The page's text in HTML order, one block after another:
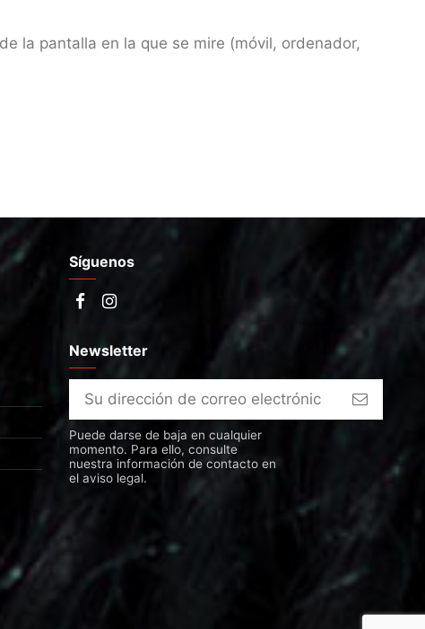
la pantalla en la que se mire (móvil, ordenador,
Síguenos
Newsletter
Puede darse de baja en cualquier
momento. Para ello, consulte
nuestra información de contacto en
el aviso legal.